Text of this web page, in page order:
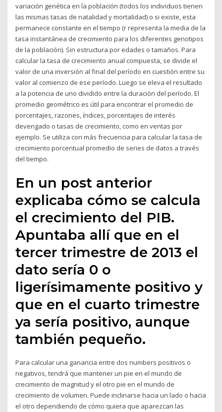
variación genética en la población (todos los individuos tienen
las mismas tasas de natalidad y mortalidad) o si existe, esta
permanece constante en el tiempo (r representa la media de la
tasa instantánea de crecimiento para los diferentes genotipos
de la población). Sin estructura por edades o tamaños. Para
calcular la tasa de crecimiento anual compuesta, se divide el
valor de una inversión al final del período en cuestión entre su
valor al comienzo de ese período. Luego se eleva el resultado
a la potencia de uno dividido entre la duración del período. El
promedio geométrico es útil para encontrar el promedio de
porcentajes, razones, índices, porcentajes de interés
devengado o tasas de crecimiento, como en ventas por
ejemplo. Se utiliza con más frecuencia para calcular la tasa de
crecimiento porcentual promedio de series de datos a través
del tiempo.
En un post anterior
explicaba cómo se calcula
el crecimiento del PIB.
Apuntaba allí que en el
tercer trimestre de 2013 el
dato sería 0 o
ligerísimamente positivo y
que en el cuarto trimestre
ya sería positivo, aunque
también pequeño.
Para calcular una ganancia entre dos numbers positivos o
negativos, tendrá que mantener un pie en el mundo de
crecimiento de magnitud y el otro pie en el mundo de
crecimiento de volumen. Puede inclinarse hacia un lado o hacia
el otro dependiendo de cómo quiera que aparezcan las